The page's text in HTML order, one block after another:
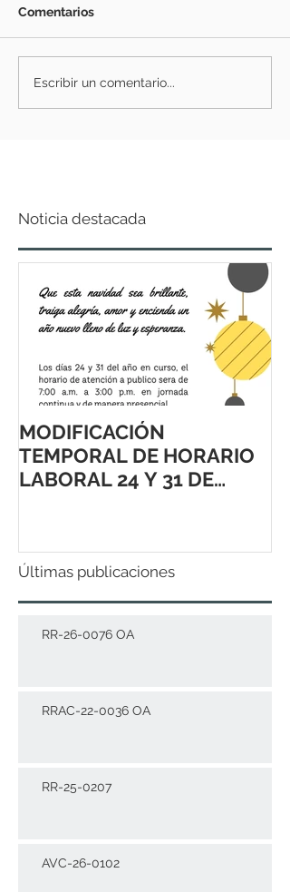
Comentarios
Escribir un comentario...
Noticia destacada
MODIFICACIÓN
TEMPORAL DE HORARIO
LABORAL 24 Y 31 DE
Últimas publicaciones
RR-26-0076 OA
RRAC-22-0036 OA
RR-25-0207
AVC-26-0102